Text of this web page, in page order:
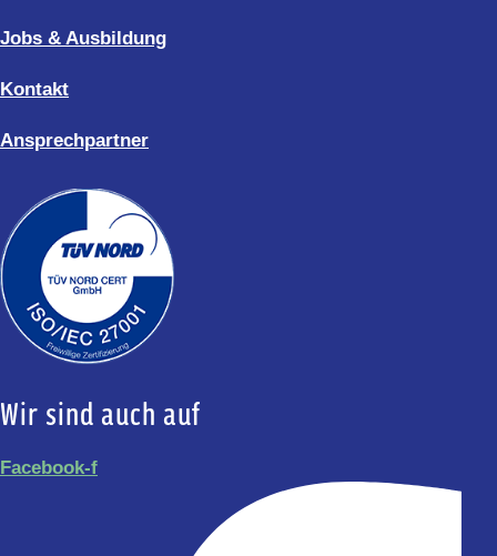
Jobs & Ausbildung
Kontakt
Ansprechpartner
Wir sind auch auf
Facebook-f